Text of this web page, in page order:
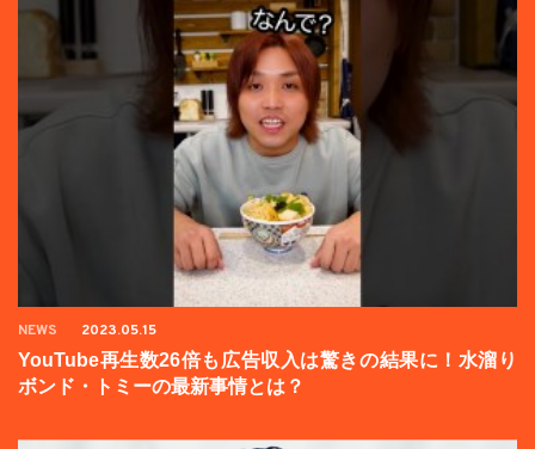
NEWS 2023.05.15
YouTube再生数26倍も広告収入は驚きの結果に！水溜り
ボンド・トミーの最新事情とは？